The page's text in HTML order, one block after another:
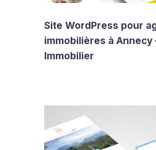
Site WordPress pour
immobilières à Annecy
Immobilier